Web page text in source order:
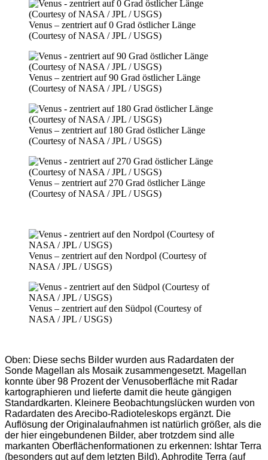
Venus – zentriert auf 0 Grad östlicher Länge
(Courtesy of NASA / JPL / USGS)
Venus – zentriert auf 90 Grad östlicher Länge
(Courtesy of NASA / JPL / USGS)
Venus – zentriert auf 180 Grad östlicher Länge
(Courtesy of NASA / JPL / USGS)
Venus – zentriert auf 270 Grad östlicher Länge
(Courtesy of NASA / JPL / USGS)
Venus – zentriert auf den Nordpol (Courtesy of
NASA / JPL / USGS)
Venus – zentriert auf den Südpol (Courtesy of
NASA / JPL / USGS)
Oben: Diese sechs Bilder wurden aus Radardaten der
Sonde Magellan als Mosaik zusammengesetzt. Magellan
konnte über 98 Prozent der Venusoberfläche mit Radar
kartographieren und lieferte damit die heute gängigen
Standardkarten. Kleinere Beobachtungslücken wurden von
Radardaten des Arecibo-Radioteleskops ergänzt. Die
Auflösung der Originalaufnahmen ist natürlich größer, als die
der hier eingebundenen Bilder, aber trotzdem sind alle
markanten Oberflächenformationen zu erkennen: Ishtar Terra
(besonders gut auf dem letzten Bild), Aphrodite Terra (auf